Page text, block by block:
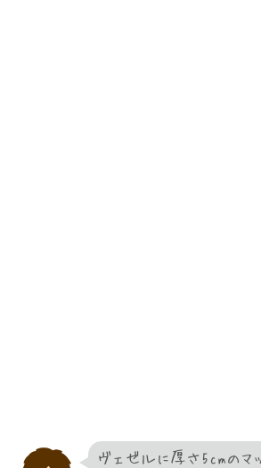
ヴェゼルに厚さ5cmのマ